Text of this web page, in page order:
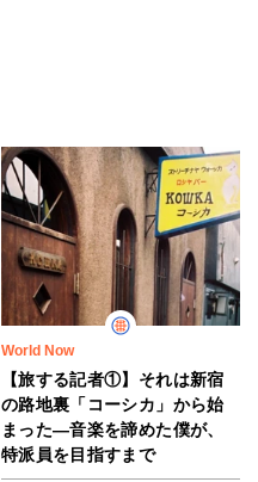
World Now
【旅する記者①】それは新宿
の路地裏「コーシカ」から始
まった―音楽を諦めた僕が、
特派員を目指すまで